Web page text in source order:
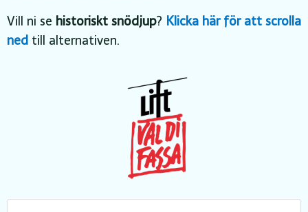
Vill ni se historiskt snödjup? Klicka här för att scrolla
ned till alternativen.